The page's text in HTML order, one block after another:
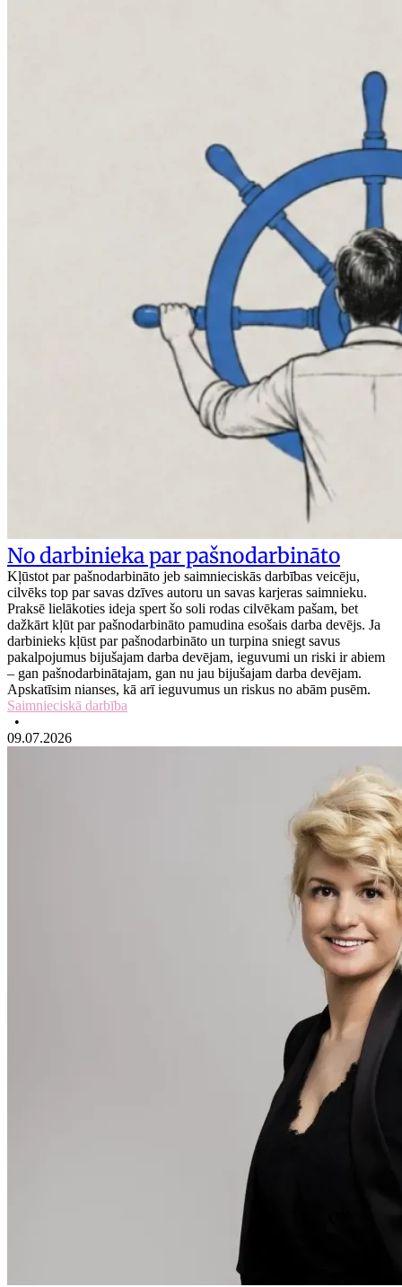
No darbinieka par pašnodarbināto
Kļūstot par pašnodarbināto jeb saimnieciskās darbības veicēju,
cilvēks top par savas dzīves autoru un savas karjeras saimnieku.
Praksē lielākoties ideja spert šo soli rodas cilvēkam pašam, bet
dažkārt kļūt par pašnodarbināto pamudina esošais darba devējs. Ja
darbinieks kļūst par pašnodarbināto un turpina sniegt savus
pakalpojumus bijušajam darba devējam, ieguvumi un riski ir abiem
– gan pašnodarbinātajam, gan nu jau bijušajam darba devējam.
Apskatīsim nianses, kā arī ieguvumus un riskus no abām pusēm.
Saimnieciskā darbība
•
09.07.2026